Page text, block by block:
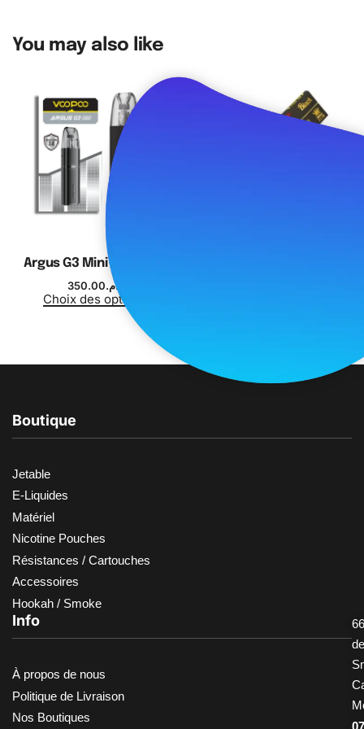
mouthpiece en silicone de qualité alimentaire
You may also like
Argus G3 Mini – Voopoo
د.م.350.00
Choix des options
Boutique
Jetable
E-Liquides
Matériel
Nicotine Pouches
Résistances / Cartouches
Accessoires
Hookah / Smoke
Info
À propos de nous
Politique de Livraison
Nos Boutiques
de
07